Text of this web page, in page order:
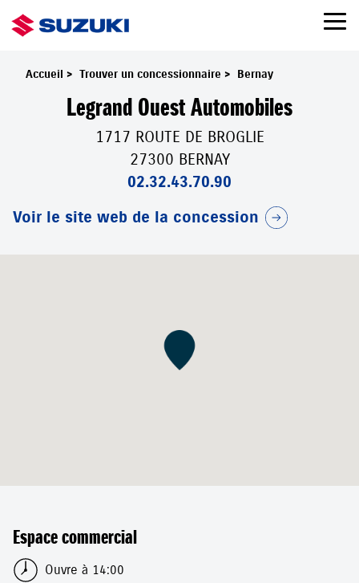
Accueil > Trouver un concessionnaire > Bernay
Legrand Ouest Automobiles
1717 ROUTE DE BROGLIE
27300 BERNAY
02.32.43.70.90
Voir le site web de la concession
Espace commercial
Ouvre à 14:00